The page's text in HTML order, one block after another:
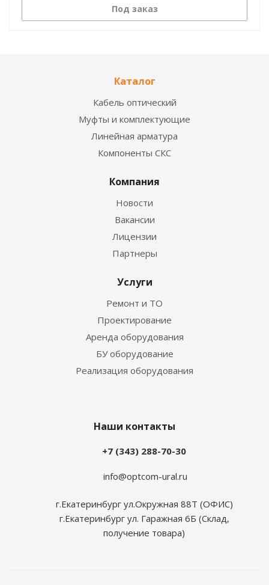
Под заказ
Каталог
Кабель оптический
Муфты и комплектующие
Линейная арматура
Компоненты СКС
Компания
Новости
Вакансии
Лицензии
Партнеры
Услуги
Ремонт и ТО
Проектирование
Аренда оборудования
БУ оборудование
Реализация оборудования
Наши контакты
+7 (343) 288-70-30
info@optcom-ural.ru
г.Екатеринбург ул.Окружная 88Т (ОФИС)
г.Екатеринбург ул. Гаражная 6Б (Склад,
получение товара)